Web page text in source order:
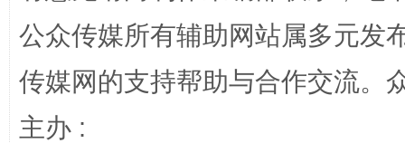
公众传媒所有辅助网站属多元发
传媒网的支持帮助与合作交流。
主办 :